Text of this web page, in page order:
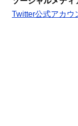
Twitter公式アカウ